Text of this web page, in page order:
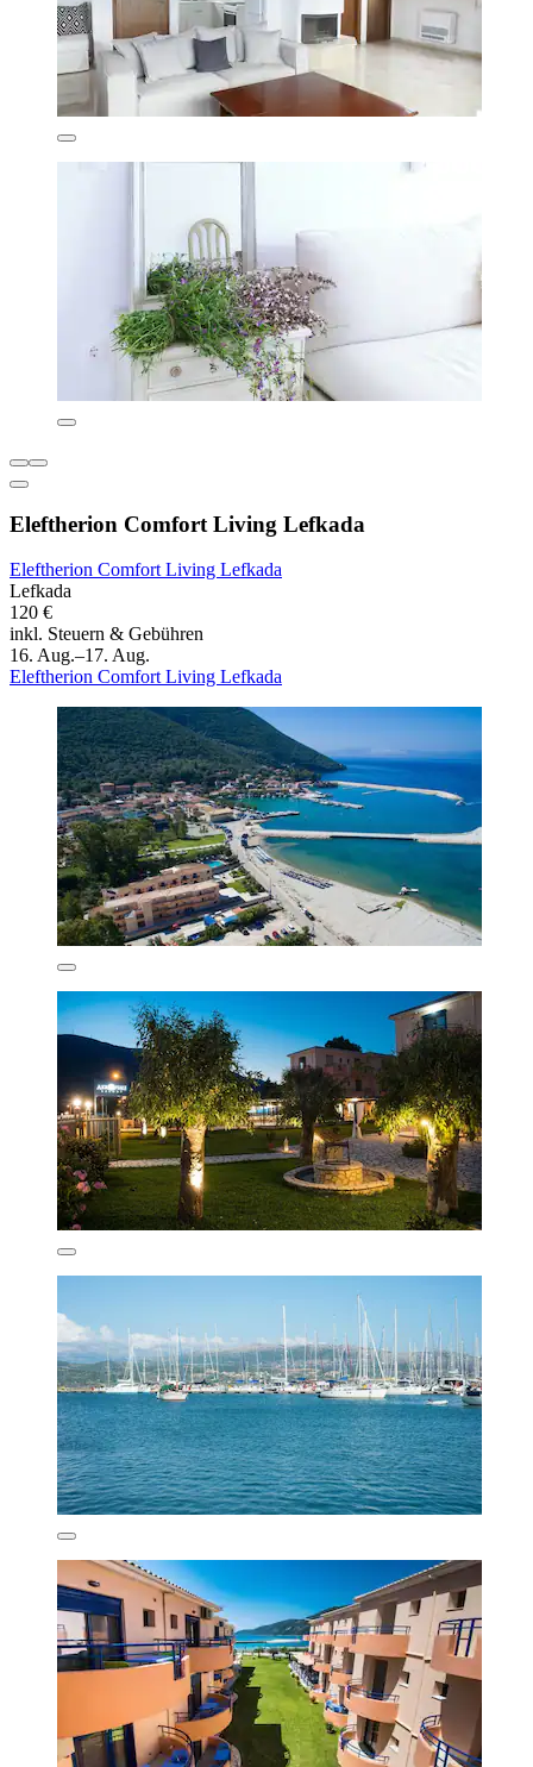
Eleftherion Comfort Living Lefkada
Eleftherion Comfort Living Lefkada
Lefkada
120 €
inkl. Steuern & Gebühren
16. Aug.–17. Aug.
Eleftherion Comfort Living Lefkada